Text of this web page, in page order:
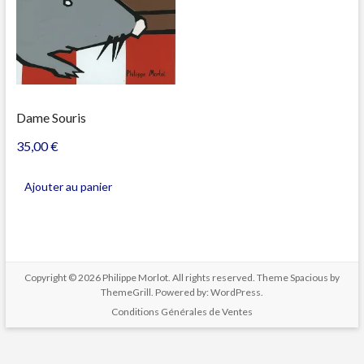
Dame Souris
35,00€
Ajouter au panier
Copyright © 2026 Philippe Morlot. All rights reserved. ThemeSpacious by
ThemeGrill. Powered by: WordPress.
Conditions Générales de Ventes